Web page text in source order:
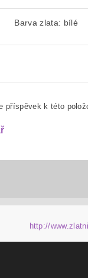
Barva zlata: bílé
příspěvek k této
http://